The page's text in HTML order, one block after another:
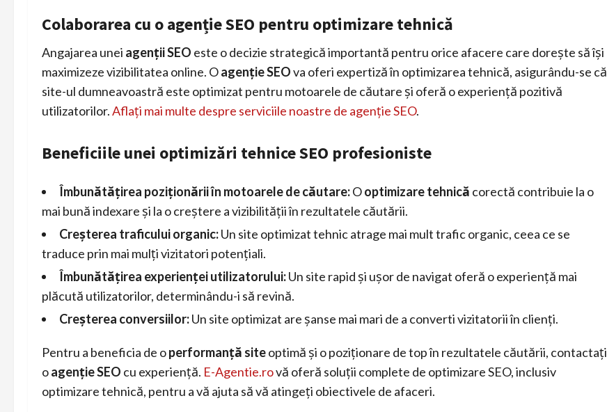
Colaborarea cu o agenție SEO pentru optimizare tehnică
Angajarea unei agenții SEO este o decizie strategică importantă pentru orice afacere care dorește să își
maximizeze vizibilitatea online. Oagenție SEOva oferi expertiză în optimizarea tehnică, asigurându-se că
site-ul dumneavoastră este optimizat pentru motoarele de căutare și oferă o experiență pozitivă
utilizatorilor.Aflați mai multe despre serviciile noastre de agenție SEO.
Beneficiile unei optimizări tehnice SEO profesioniste
Îmbunătățirea poziționării în motoarele de căutare:Ooptimizare tehnică corectă contribuie la o
mai bună indexare și la o creștere a vizibilității în rezultatele căutării.
Creșterea traficului organic:Un site optimizat tehnic atrage mai mult trafic organic, ceea ce se
traduce prin mai mulți vizitatori potențiali.
Îmbunătățirea experienței utilizatorului:Un site rapid și ușor de navigat oferă o experiență mai
plăcută utilizatorilor, determinându-i să revină.
Creșterea conversiilor:Un site optimizat are șanse mai mari de a converti vizitatorii în clienți.
Pentru a beneficia de operformanță siteoptimă și o poziționare de top în rezultatele căutării, contactați
oagenție SEO cu experiență. E-Agentie.rovă oferă soluții complete de optimizare SEO, inclusiv
optimizare tehnică, pentru a vă ajuta să vă atingeți obiectivele de afaceri.